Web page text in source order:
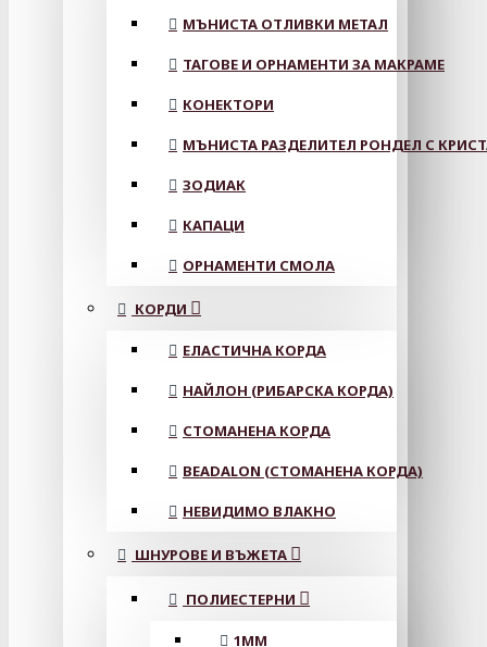
МЪНИСТА ОТЛИВКИ МЕТАЛ
ТАГОВЕ И ОРНАМЕНТИ ЗА МАКРАМЕ
КОНЕКТОРИ
МЪНИСТА РАЗДЕЛИТЕЛ РОНДЕЛ С
ЗОДИАК
КАПАЦИ
ОРНАМЕНТИ СМОЛА
КОРДИ
ЕЛАСТИЧНА КОРДА
НАЙЛОН (РИБАРСКА КОРДА)
СТОМАНЕНА КОРДА
BEADALON (СТОМАНЕНА КОРДА)
НЕВИДИМО ВЛАКНО
ШНУРОВЕ И ВЪЖЕТА
ПОЛИЕСТЕРНИ
1ММ